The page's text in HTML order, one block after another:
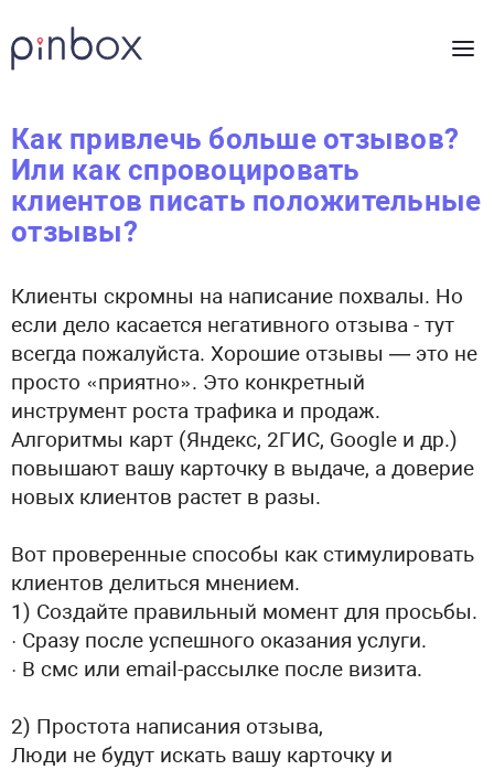
Как привлечь больше отзывов?
Или как спровоцировать
клиентов писать положительные
отзывы?
Клиенты скромны на написание похвалы. Но
если дело касается негативного отзыва - тут
всегда пожалуйста. Хорошие отзывы — это не
просто «приятно». Это конкретный
инструмент роста трафика и продаж.
Алгоритмы карт (Яндекс, 2ГИС, Google и др.)
повышают вашу карточку в выдаче, а доверие
новых клиентов растет в разы.
Вот проверенные способы как стимулировать
клиентов делиться мнением.
1) Создайте правильный момент для просьбы.
· Сразу после успешного оказания услуги.
· В смс или email-рассылке после визита.
2) Простота написания отзыва,
Люди не будут искать вашу карточку и